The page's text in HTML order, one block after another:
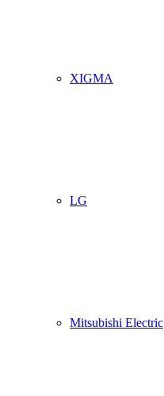
XIGMA
LG
Mitsubishi Electric